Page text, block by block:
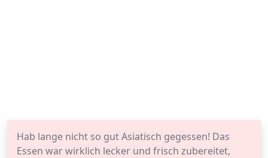
Hab lange nicht so gut Asiatisch gegessen! Das
Essen war wirklich lecker und frisch zubereitet,